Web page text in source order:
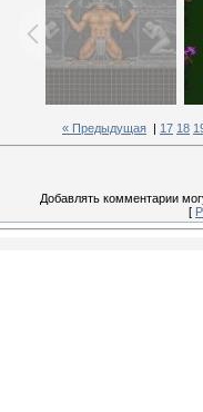
« Предыдущая 17 18
Добавлять комментарии
[